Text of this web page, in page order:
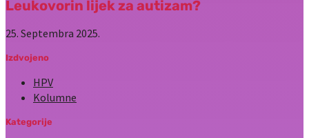
Leukovorin lijek za autizam?
25. Septembra 2025.
Izdvojeno
HPV
Kolumne
Kategorije